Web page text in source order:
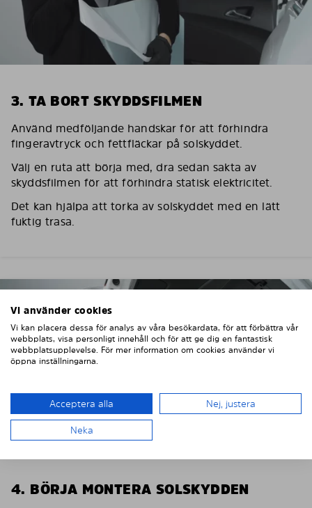
3. TA BORT SKYDDSFILMEN
Använd medföljande handskar för att förhindra
fingeravtryck och fettfläckar på solskyddet.
Välj en ruta att börja med, dra sedan sakta av
skyddsfilmen för att förhindra statisk elektricitet.
Det kan hjälpa att torka av solskyddet med en lätt
fuktig trasa.
4. BÖRJA MONTERA SOLSKYDDEN
Vi använder cookies
Vi kan placera dessa för analys av våra besökardata, för att förbättra vår
webbplats, visa personligt innehåll och för att ge dig en fantastisk
webbplatsupplevelse. För mer information om cookies använder vi
öppna inställningarna.
Acceptera alla Nej, justera
Neka